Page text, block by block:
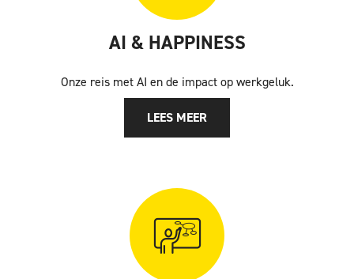
AI & HAPPINESS
Onze reis met AI en de impact op werkgeluk.
LEES MEER